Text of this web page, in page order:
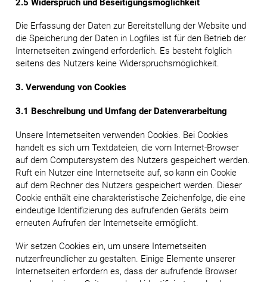
2.5 Widerspruch und Beseitigungsmöglichkeit
Die Erfassung der Daten zur Bereitstellung der Website und
die Speicherung der Daten in Logfiles ist für den Betrieb der
Internetseiten zwingend erforderlich. Es besteht folglich
seitens des Nutzers keine Widerspruchsmöglichkeit.
3. Verwendung von Cookies
3.1 Beschreibung und Umfang der Datenverarbeitung
Unsere Internetseiten verwenden Cookies. Bei Cookies
handelt es sich um Textdateien, die vom Internet-Browser
auf dem Computersystem des Nutzers gespeichert werden.
Ruft ein Nutzer eine Internetseite auf, so kann ein Cookie
auf dem Rechner des Nutzers gespeichert werden. Dieser
Cookie enthält eine charakteristische Zeichenfolge, die eine
eindeutige Identifizierung des aufrufenden Geräts beim
erneuten Aufrufen der Internetseite ermöglicht.
Wir setzen Cookies ein, um unsere Internetseiten
nutzerfreundlicher zu gestalten. Einige Elemente unserer
Internetseiten erfordern es, dass der aufrufende Browser